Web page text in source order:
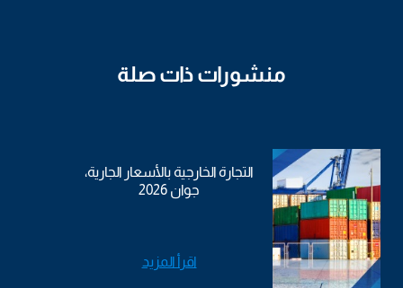
منشورات ذات صلة
التجارة الخارجية بالأسعار الجارية،
جوان 2026
اقرأ المزيد